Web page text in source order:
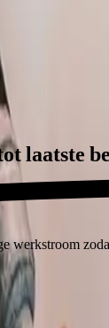
laatste
werkstroom